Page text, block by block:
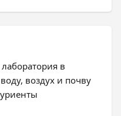
в
воздух и почву